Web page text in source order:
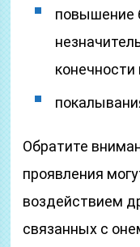
повышение
Обратите
проявления
воздействием
связанных с